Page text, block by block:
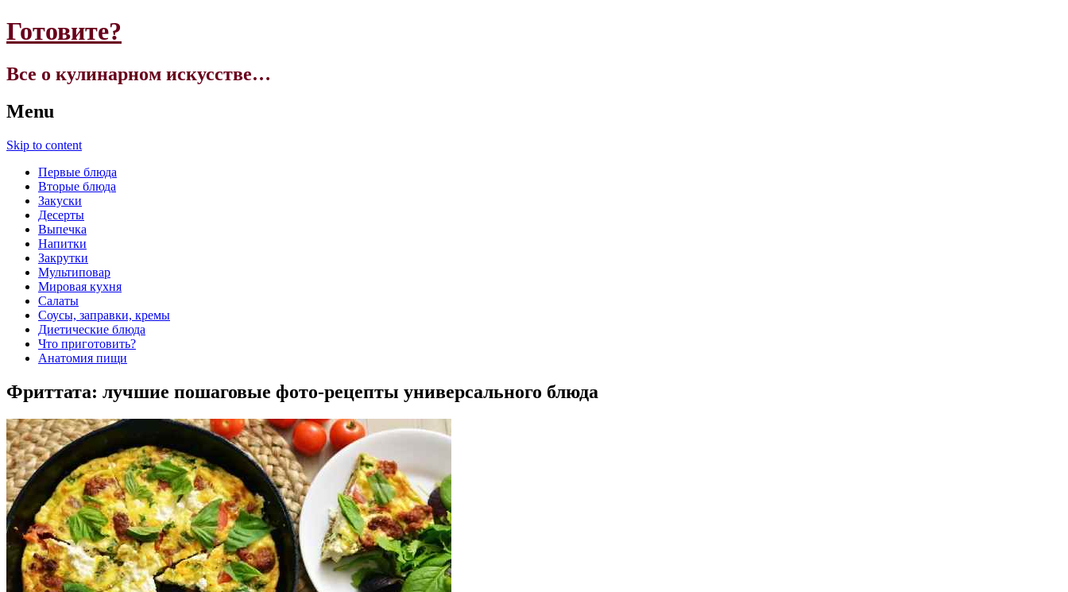
Готовите?
Все о кулинарном искусстве…
Menu
Skip to content
Первые блюда
Вторые блюда
Закуски
Десерты
Выпечка
Напитки
Закрутки
Мультиповар
Мировая кухня
Салаты
Соусы, заправки, кремы
Диетические блюда
Что приготовить?
Анатомия пищи
Фриттата: лучшие пошаговые фото-рецепты универсального блюда